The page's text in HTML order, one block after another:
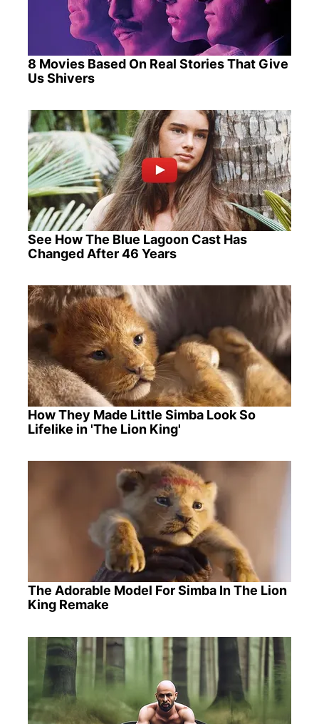
8 Movies Based On Real Stories That Give
Us Shivers
See How The Blue Lagoon Cast Has
Changed After 46 Years
How They Made Little Simba Look So
Lifelike in 'The Lion King'
The Adorable Model For Simba In The Lion
King Remake